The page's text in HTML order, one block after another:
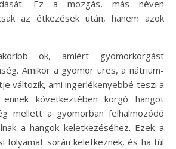
Ez a mozgás, más néven
az étkezések után, hanem azok
ok, amiért gyomorkorgást
Amikor a gyomor üres, a nátrium-
változik, ami ingerlékenyebbé teszi a
következtében korgó hangot
mellett a gyomorban felhalmozódó
a hangok keletkezéséhez. Ezek a
folyamat során keletkeznek, és ha túl